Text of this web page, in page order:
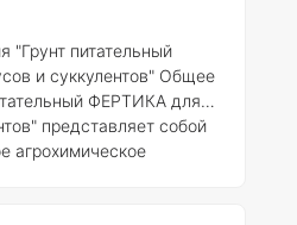
"Грунт питательный
и суккулентов" Общее
ФЕРТИКА для
представляет собой
агрохимическое